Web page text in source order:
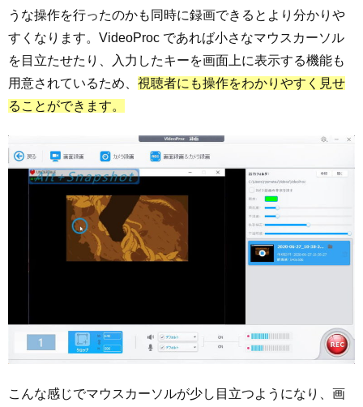
うな操作を行ったのかも同時に録画できるとより分かりや
すくなります。VideoProc であれば小さなマウスカーソル
を目立たせたり、入力したキーを画面上に表示する機能も
用意されているため、 視聴者にも操作をわかりやすく見せ
ることができます。
こんな感じでマウスカーソルが少し目立つようになり、画